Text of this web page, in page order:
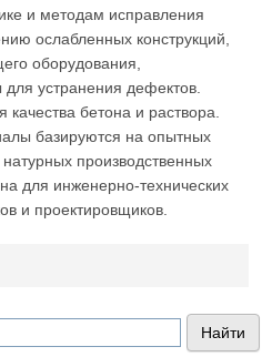
и методам исправления
ослабленных конструкций,
оборудования,
устранения дефектов.
бетона и раствора.
базируются на опытных
производственных
для инженерно-технических
и проектировщиков.